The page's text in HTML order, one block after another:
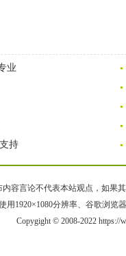
业
持
容言论不代表本站观点，如果
用1920×1080分辨率、谷歌浏览
Copygight © 2008-2022 https://